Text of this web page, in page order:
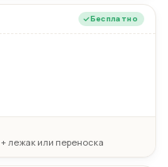
Бесплатно
+ лежак или переноска